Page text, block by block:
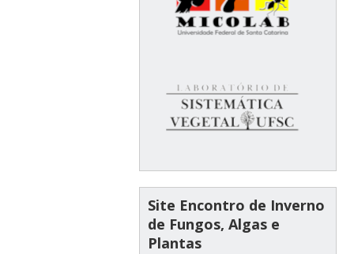
Site Encontro de Inverno
de Fungos, Algas e
Plantas